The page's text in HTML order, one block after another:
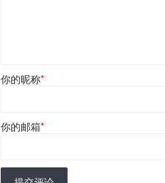
你的昵称*
你的邮箱*